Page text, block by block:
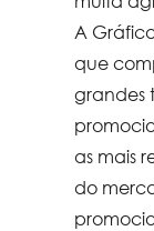
A
que
grandes
as mais
do